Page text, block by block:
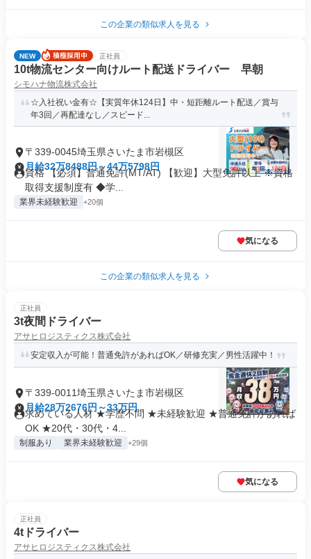
この企業の類似求人を見る
NEW 正社員
10t物流センター向けルート配送ドライバー 早朝
シモハナ物流株式会社
☆入社祝い金有☆【実質年休124日】中・短距離ルート配送／賞与
年3回／再配達なし／スピード...
〒339-0045埼玉県さいたま市岩槻区
月給32万8488円～44万5798円
資格 【必須】普通免許(MT/AT) 【歓迎】大型免許以上 ※資格
取得支援制度有 ◆学...
業界未経験歓迎 +20個
気になる
この企業の類似求人を見る
正社員
3t夜間ドライバー
アサヒロジスティクス株式会社
安定収入が可能！普通免許があればOK／研修充実／男性活躍中！
〒339-0011埼玉県さいたま市岩槻区
月給28万2676円～33万円
求めている人材 ★学歴不問 ★未経験歓迎 ★普通免許があれば
OK ★20代・30代・4...
制服あり 業界未経験歓迎 +29個
気になる
正社員
4tドライバー
アサヒロジスティクス株式会社